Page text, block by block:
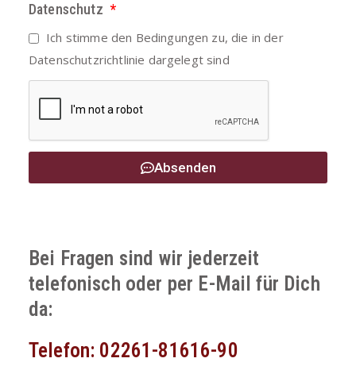
Datenschutz
Ich stimme den Bedingungen zu, die in der
Datenschutzrichtlinie dargelegt sind
Absenden
Bei Fragen sind wir jederzeit
telefonisch oder per E-Mail für Dich
da:
Telefon: 02261-81616-90